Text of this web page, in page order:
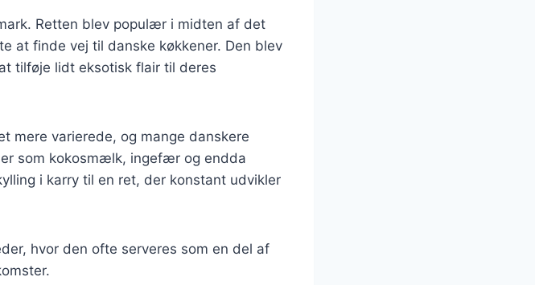
Retten blev populær i midten af det
at finde vej til danske køkkener. Den blev
tilføje lidt eksotisk flair til deres
mere varierede, og mange danskere
som kokosmælk, ingefær og endda
i karry til en ret, der konstant udvikler
hvor den ofte serveres som en del af